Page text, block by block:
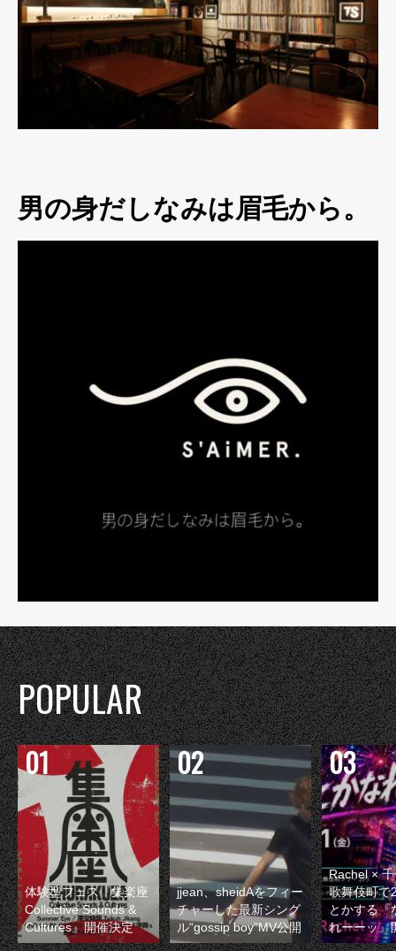
男の身だしなみは眉毛から。
POPULAR
体験型フェス『集楽座
Collective Sounds &
Cultures』開催決定
jjean、sheidAをフィー
チャーした最新シング
ル“gossip boy”MV公開
Rachel ×
歌舞伎町で
とかする『
れーーッ』